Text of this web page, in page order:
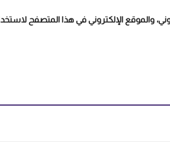
والموقع الإلكتروني في هذا المتصفح